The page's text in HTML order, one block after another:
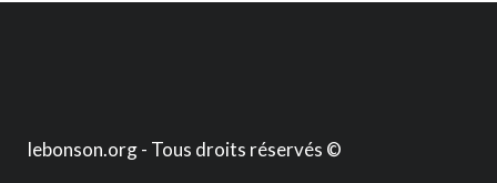
lebonson.org - Tous droits réservés ©